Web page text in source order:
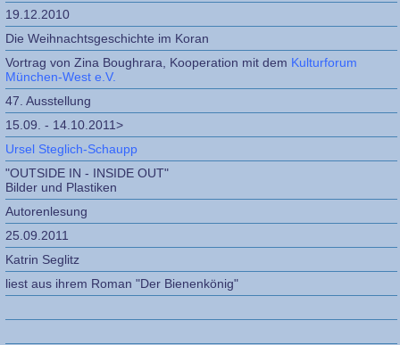
19.12.2010
Die Weihnachtsgeschichte im Koran
Vortrag von Zina Boughrara, Kooperation mit dem Kulturforum
München-West e.V.
47. Ausstellung
15.09. - 14.10.2011>
Ursel Steglich-Schaupp
"OUTSIDE IN - INSIDE OUT"
Bilder und Plastiken
Autorenlesung
25.09.2011
Katrin Seglitz
liest aus ihrem Roman "Der Bienenkönig"